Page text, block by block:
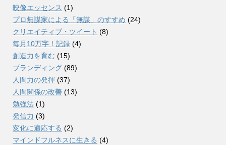
映像エッセンス (1)
プロ無謀家による「無謀」のすすめ (24)
クリエイティブ・ツイート (8)
毎月10万字！記録 (4)
創造力を育む (15)
ブランディング (89)
人間力の発揮 (37)
人間関係の改善 (13)
勉強法 (1)
発信力 (3)
変化に適応する (2)
マインドフルネスに生きる (4)